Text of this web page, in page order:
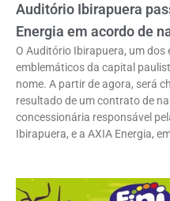
Auditório Ibirapuera
Energia em acordo de
O Auditório Ibirapuera, um
emblemáticos da capital
nome. A partir de agora, será
resultado de um contrato de
concessionária responsável
Ibirapuera, e a AXIA Energia,